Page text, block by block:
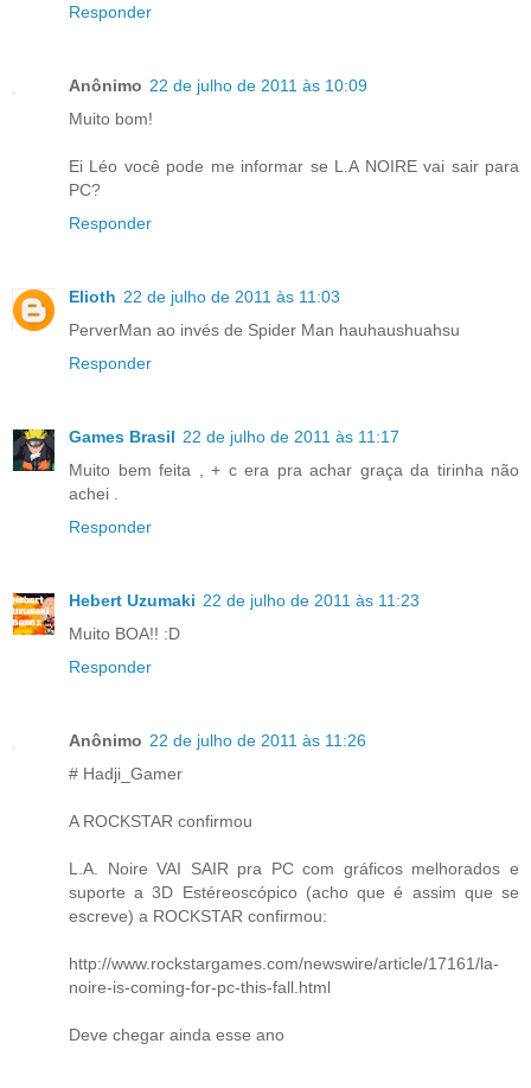
Responder
Anônimo 22 de julho de 2011 às 10:09
Muito bom!
Ei Léo você pode me informar se L.A NOIRE vai sair para
PC?
Responder
Elioth 22 de julho de 2011 às 11:03
PerverMan ao invés de Spider Man hauhaushuahsu
Responder
Games Brasil 22 de julho de 2011 às 11:17
Muito bem feita , + c era pra achar graça da tirinha não
achei .
Responder
Hebert Uzumaki 22 de julho de 2011 às 11:23
Muito BOA!! :D
Responder
Anônimo 22 de julho de 2011 às 11:26
# Hadji_Gamer
A ROCKSTAR confirmou
L.A. Noire VAI SAIR pra PC com gráficos melhorados e
suporte a 3D Estéreoscópico (acho que é assim que se
escreve) a ROCKSTAR confirmou:
http://www.rockstargames.com/newswire/article/17161/la-
noire-is-coming-for-pc-this-fall.html
Deve chegar ainda esse ano